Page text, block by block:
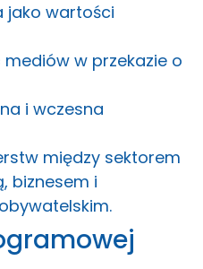
jako wartości
w przekazie o
i wczesna
między sektorem
biznesem i